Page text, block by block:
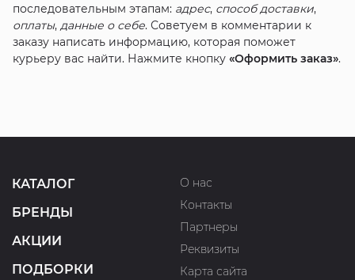
последовательным этапам: адрес, способ доставки,
оплаты, данные о себе. Советуем в комментарии к
заказу написать информацию, которая поможет
курьеру вас найти. Нажмите кнопку «Оформить заказ».
КАТАЛОГ
БРЕНДЫ
АКЦИИ
ПОДБОРКИ
О нас
Контакты
Партнеры
Реквизиты
Карта сайта